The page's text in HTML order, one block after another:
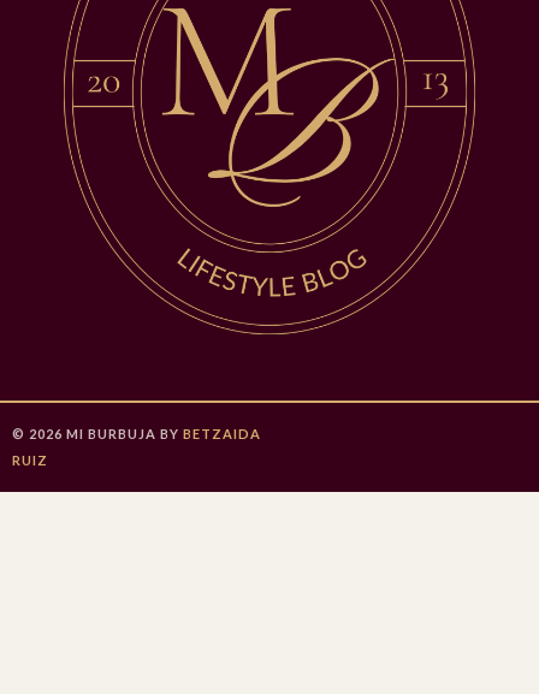
© 2026 MI BURBUJA BY BETZAIDA
RUIZ